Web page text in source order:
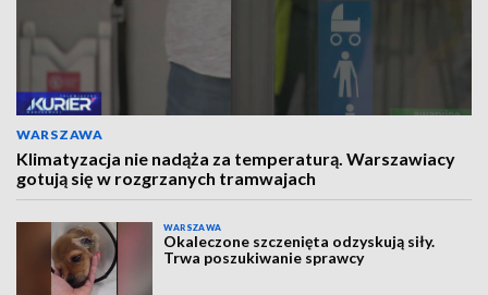
WARSZAWA
Klimatyzacja nie nadąża za temperaturą. Warszawiacy
gotują się w rozgrzanych tramwajach
WARSZAWA
Okaleczone szczenięta odzyskują siły.
Trwa poszukiwanie sprawcy